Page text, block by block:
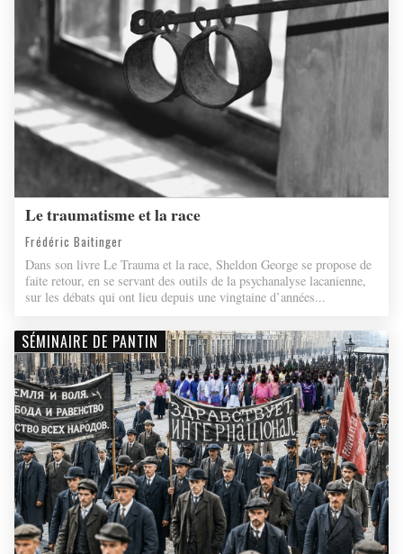
Le traumatisme et la race
Frédéric Baitinger
Dans son livre Le Trauma et la race, Sheldon George se propose de
faite retour, en se servant des outils de la psychanalyse lacanienne,
sur les débats qui ont lieu depuis une vingtaine d’années...
SÉMINAIRE DE PANTIN